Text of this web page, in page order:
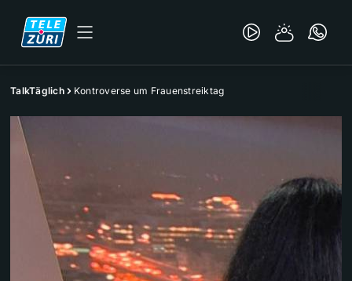
TalkTäglich Kontroverse um Frauenstreiktag